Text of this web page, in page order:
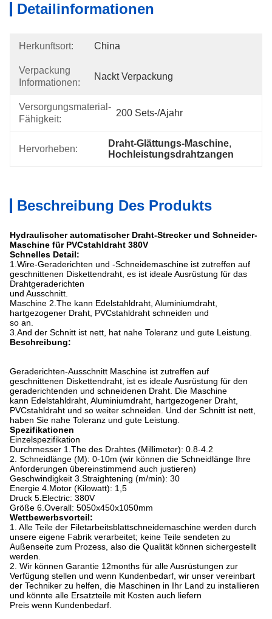
Detailinformationen
Herkunftsort: China
Verpackung
Informationen:
Nackt Verpackung
Versorgungsmaterial-
Fähigkeit:
200 Sets-/ajahr
Hervorheben:
Draht-Glättungs-Maschine,
Hochleistungsdrahtzangen
Beschreibung Des Produkts
Hydraulischer automatischer Draht-Strecker und Schneider-
Maschine für PVCstahldraht 380V
Schnelles Detail:
1.Wire-Geraderichten und -Schneidemaschine ist zutreffen auf
geschnittenen Diskettendraht, es ist ideale Ausrüstung für das
Drahtgeraderichten
und Ausschnitt.
Maschine 2.The kann Edelstahldraht, Aluminiumdraht,
hartgezogener Draht, PVCstahldraht schneiden und
so an.
3.And der Schnitt ist nett, hat nahe Toleranz und gute Leistung.
Beschreibung:
Geraderichten-Ausschnitt Maschine ist zutreffen auf
geschnittenen Diskettendraht, ist es ideale Ausrüstung für den
geraderichtenden und schneidenen Draht. Die Maschine
kann Edelstahldraht, Aluminiumdraht, hartgezogener Draht,
PVCstahldraht und so weiter schneiden. Und der Schnitt ist nett,
haben Sie nahe Toleranz und gute Leistung.
Spezifikationen
Einzelspezifikation
Durchmesser 1.The des Drahtes (Millimeter): 0.8-4.2
2. Schneidlänge (M): 0-10m (wir können die Schneidlänge Ihre
Anforderungen übereinstimmend auch justieren)
Geschwindigkeit 3.Straightening (m/min): 30
Energie 4.Motor (Kilowatt): 1,5
Druck 5.Electric: 380V
Größe 6.Overall: 5050x450x1050mm
Wettbewerbsvorteil:
1. Alle Teile der Filetarbeitsblattschneidemaschine werden durch
unsere eigene Fabrik verarbeitet; keine Teile sendeten zu
Außenseite zum Prozess, also die Qualität können sichergestellt
werden.
2. Wir können Garantie 12months für alle Ausrüstungen zur
Verfügung stellen und wenn Kundenbedarf, wir unser vereinbart
der Techniker zu helfen, die Maschinen in Ihr Land zu installieren
und könnte alle Ersatzteile mit Kosten auch liefern
Preis wenn Kundenbedarf.